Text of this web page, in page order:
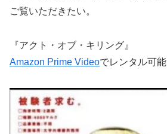
ご覧いただきたい。
『アクト・オブ・キリング』
Amazon Prime Videoでレンタル可能